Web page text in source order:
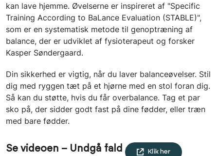
kan lave hjemme. Øvelserne er inspireret af "Specific
Training According to BaLance Evaluation (STABLE)",
som er en systematisk metode til genoptræning af
balance, der er udviklet af fysioterapeut og forsker
Kasper Søndergaard.
Din sikkerhed er vigtig, når du laver balanceøvelser. Stil
dig med ryggen tæt på et hjørne med en stol foran dig.
Så kan du støtte, hvis du får overbalance. Tag et par
sko på, der sidder godt fast på dine fødder, eller træn
med bare fødder.
Se videoen – Undgå fald Klik her